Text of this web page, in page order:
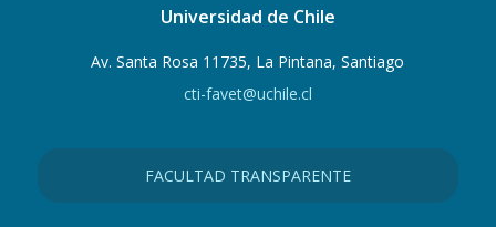
Universidad de Chile
Av. Santa Rosa 11735, La Pintana, Santiago
cti-favet@uchile.cl
FACULTAD TRANSPARENTE